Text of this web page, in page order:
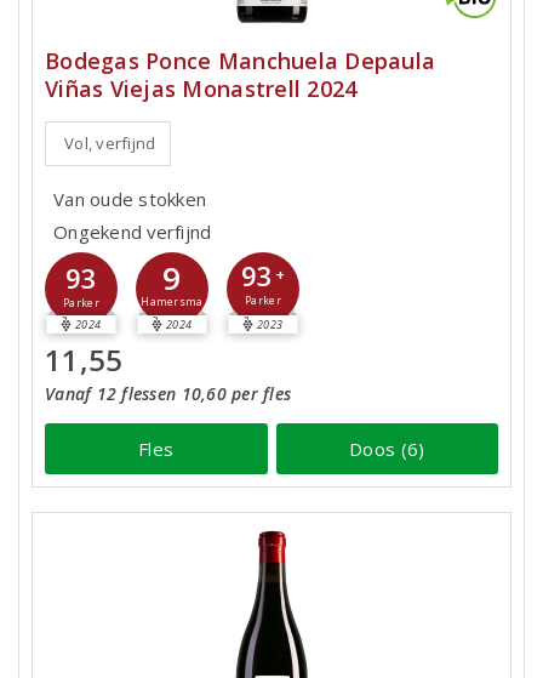
Bodegas Ponce Manchuela Depaula
Viñas Viejas Monastrell 2024
Vol, verfijnd
Van oude stokken
Ongekend verfijnd
93
Parker
2024
9
Hamersma
2024
93 +
Parker
2023
11,55
Vanaf 12 flessen 10,60 per fles
Fles Doos (6)